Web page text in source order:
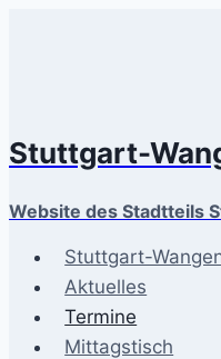
Stuttgart-
Website des Stadtteils
Stuttgart-
Aktuelles
Termine
Mittagstisch